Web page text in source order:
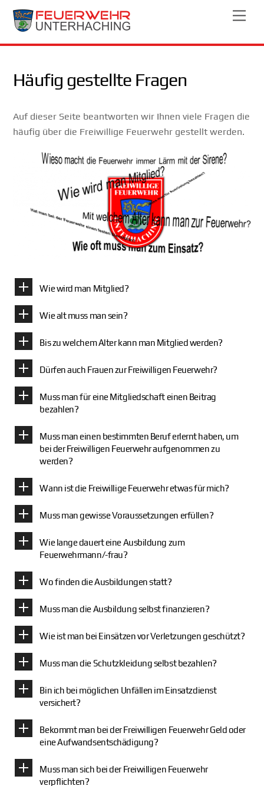
Skip
Häufig gestellte Fragen
Auf dieser Seite beantworten wir Ihnen viele Fragen die
häufig über die Freiwillige Feuerwehr gestellt werden.
Wie wird man Mitglied?
Wie alt muss man sein?
Bis zu welchem Alter kann man Mitglied werden?
Dürfen auch Frauen zur Freiwilligen Feuerwehr?
Muss man für eine Mitgliedschaft einen Beitrag
bezahlen?
Muss man einen bestimmten Beruf erlernt haben, um
bei der Freiwilligen Feuerwehr aufgenommen zu
werden?
Wann ist die Freiwillige Feuerwehr etwas für mich?
Muss man gewisse Voraussetzungen erfüllen?
Wie lange dauert eine Ausbildung zum
Feuerwehrmann/-frau?
Wo finden die Ausbildungen statt?
Muss man die Ausbildung selbst finanzieren?
Wie ist man bei Einsätzen vor Verletzungen geschützt?
Muss man die Schutzkleidung selbst bezahlen?
Bin ich bei möglichen Unfällen im Einsatzdienst
versichert?
Bekommt man bei der Freiwilligen Feuerwehr Geld oder
eine Aufwandsentschädigung?
Muss man sich bei der Freiwilligen Feuerwehr
verpflichten?